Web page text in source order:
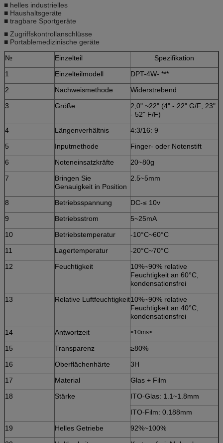
■ helles industrielles
■ Haushaltsgeräte
■ tragbare Sportgeräte
■ Zugriffskontrollanschlüsse
■ Portablemedizinische geräte
№
Einzelteil
Spezifikation
1
Einzelteilmodell
DPT-4W- ***
2
Nachweismethode
Widerstrebend
3
Größe
2,0" ~22" (4" - 22" G/F; 23"
- 52" F/F)
4
Längenverhältnis
4:3/16: 9
5
Inputmethode
Finger- oder Notenstift
6
Noteneinsatzkräfte
20~80g
7
Bringen Sie
Genauigkeit in Position
2.5~5mm
8 Betriebsspannung
DC-≤ 10v
9
Betriebsstrom
5~25mA
10
Betriebstemperatur
-10°C~60°C
11
Lagertemperatur
-20°C~70°C
12
Feuchtigkeit
10%~90% relative
Feuchtigkeit an 60°C,
kondensationsfrei
13
Relative Luftfeuchtigkeit10%~90% relative
Feuchtigkeit an 40°C,
kondensationsfrei
14
Antwortzeit <10ms>
15 Transparenz
≥80%
16
Oberflächenhärte
3H
17
Material
Glas + Film
18
Stärke
ITO-Glas: 1.1~1.8mm
ITO-Film: 0.188mm
19
Helles Getriebe
92%~100%